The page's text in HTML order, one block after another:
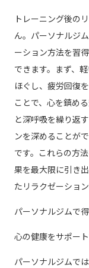
トレーニング後の
ん。パーソナルジ
ーション方法を習
できます。まず、
ほぐし、疲労回復
ことで、心を鎮め
と深呼吸を繰り返
ンを深めることが
です。これらの方
果を最大限に引き
たリラクゼーショ
パーソナルジムで
心の健康をサポー
パーソナルジムで